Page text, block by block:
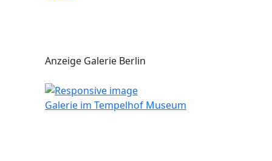
Anzeige Galerie Berlin
Galerie im Tempelhof Museum